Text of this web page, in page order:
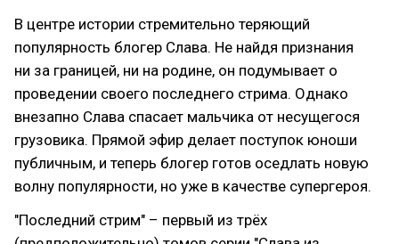
В центре истории стремительно теряющий
популярность блогер Слава. Не найдя признания
ни за границей, ни на родине, он подумывает о
проведении своего последнего стрима. Однако
внезапно Слава спасает мальчика от несущегося
грузовика. Прямой эфир делает поступок юноши
публичным, и теперь блогер готов оседлать новую
волну популярности, но уже в качестве супергероя.
"Последний стрим" – первый из трёх